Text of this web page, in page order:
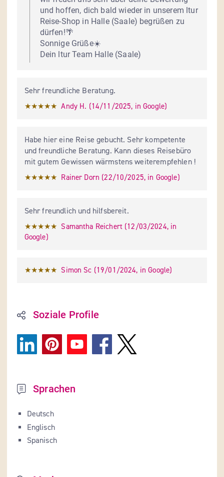
und hoffen, dich bald wieder in unserem ltur
Reise-Shop in Halle (Saale) begrüßen zu
dürfen!🌴
Sonnige Grüße☀️
Dein ltur Team Halle (Saale)
Sehr freundliche Beratung.
★★★★★ Andy H. (14/11/2025, in Google)
Habe hier eine Reise gebucht. Sehr kompetente
und freundliche Beratung. Kann dieses Reisebüro
mit gutem Gewissen wärmstens weiterempfehlen !
★★★★★ Rainer Dorn (22/10/2025, in Google)
Sehr freundlich und hilfsbereit.
★★★★★ Samantha Reichert (12/03/2024, in
Google)
★★★★★ Simon Sc (19/01/2024, in Google)
Soziale Profile
Sprachen
Deutsch
Englisch
Spanisch